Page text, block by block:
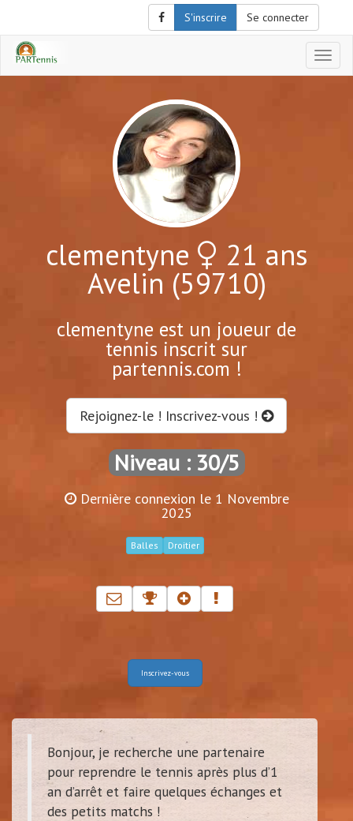
S'inscrire Se connecter
le
clementyne 21 ans
Avelin (59710)
clementyne est un joueur de
tennis inscrit sur
partennis.com !
Rejoignez-le ! Inscrivez-vous !
Niveau : 30/5
Dernière connexion le 1 Novembre
2025
Balles Droitier
Inscrivez-vous
Bonjour, je recherche une partenaire
pour reprendre le tennis après plus d’1
an d’arrêt et faire quelques échanges et
des petits matchs !